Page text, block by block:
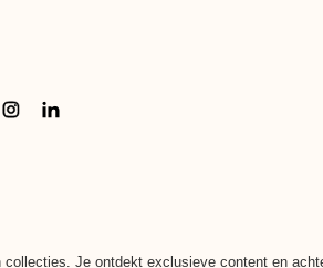
Je ontdekt exclusieve content en